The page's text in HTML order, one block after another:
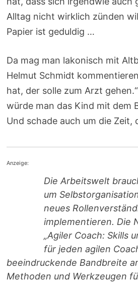
Alltag nicht wirklich zünden
Papier ist geduldig …
Da mag man lakonisch mit
Helmut Schmidt
hat, der solle zum Arzt
würde man das Kind mit dem
Und schade auch um die Zeit,
Anzeige:
Die Arbeitswelt
um
neues
implementieren. Die
„Agiler Coach: Skills
für jeden agilen
beeindruckende Bandbreite
Methoden und Werkzeugen